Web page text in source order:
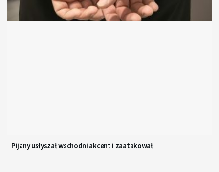
Pijany usłyszał wschodni akcent i zaatakował